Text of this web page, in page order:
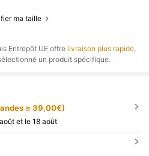
ma taille
Entrepôt UE offre livraison plus rapide,
un produit spécifique.
≥ 39,00€)
et le 18 août